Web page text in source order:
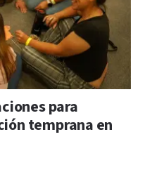
para
temprana en